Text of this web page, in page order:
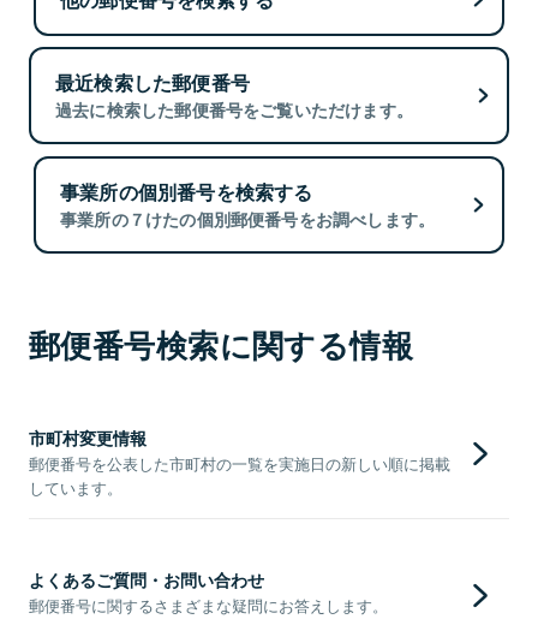
最近検索した郵便番号
過去に検索した郵便番号をご覧いただけます。
事業所の個別番号を検索する
事業所の７けたの個別郵便番号をお調べします。
郵便番号検索に関する情報
市町村変更情報
郵便番号を公表した市町村の一覧を実施日の新しい順に掲載
しています。
よくあるご質問・お問い合わせ
郵便番号に関するさまざまな疑問にお答えします。